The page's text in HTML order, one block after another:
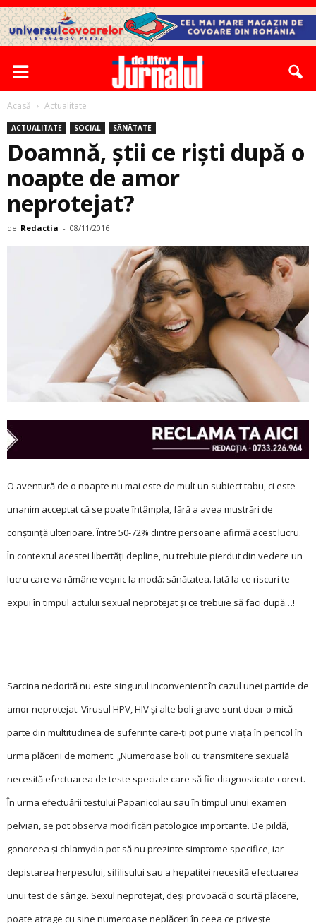
Acasă Actualitate
ACTUALITATE SOCIAL SĂNĂTATE
Doamnă, știi ce riști după o
noapte de amor
neprotejat?
de Redactia - 08/11/2016
O aventură de o noapte nu mai este de mult un subiect tabu, ci este
unanim acceptat că se poate întâmpla, fără a avea mustrări de
conștiință ulterioare. Între 50-72% dintre persoane afirmă acest lucru.
În contextul acestei libertăți depline, nu trebuie pierdut din vedere un
lucru care va rămâne veșnic la modă: sănătatea. Iată la ce riscuri te
expui în timpul actului sexual neprotejat și ce trebuie să faci după…!
Sarcina nedorită nu este singurul inconvenient în cazul unei partide de
amor neprotejat. Virusul HPV, HIV și alte boli grave sunt doar o mică
parte din multitudinea de suferinţe care-ţi pot pune viaţa în pericol în
urma plăcerii de moment. „Numeroase boli cu transmitere sexuală
necesită efectuarea de teste speciale care să fie diagnosticate corect.
În urma efectuării testului Papanicolau sau în timpul unui examen
pelvian, se pot observa modificări patologice importante. De pildă,
gonoreea și chlamydia pot să nu prezinte simptome specifice, iar
depistarea herpesului, sifilisului sau a hepatitei necesită efectuarea
unui test de sânge. Sexul neprotejat, deși provoacă o scurtă plăcere,
poate atrage cu sine numeroase neplăceri în ceea ce privește